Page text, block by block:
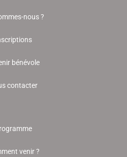
nous ?
bénévole
contacter
venir ?